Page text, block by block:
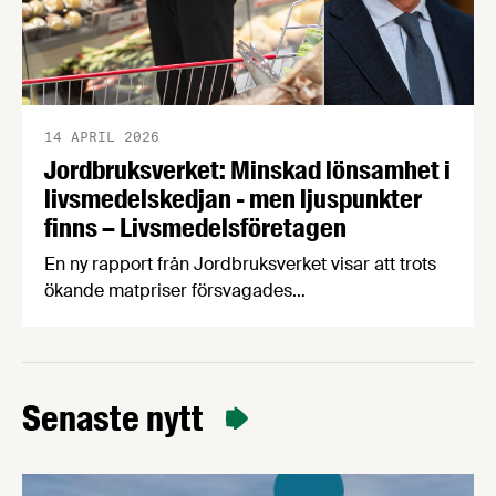
Jordbruksverket: Minskad lönsamhet i
livsmedelskedjan - men ljuspunkter
finns – Livsmedelsföretagen
14 APRIL 2026
En ny rapport från Jordbruksverket visar att trots
ökande matpriser försvagades
klimatomställning och konkurrenskraft. Vår
borde läsas av de politiker som fortsätter prata
Senaste nytt